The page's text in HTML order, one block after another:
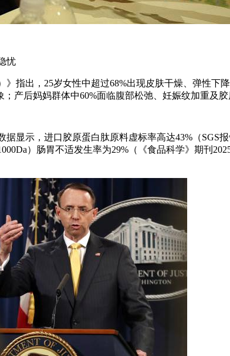
忧
》指出，25岁女性中超过68%出现皮肤干燥、弹性
产后妈妈群体中60%面临腹部松弛、妊娠纹加重及胶
显示，进口胶原蛋白肽原料虚标率高达43%（SGS
）肠胃不适发生率为29%（《食品科学》期刊